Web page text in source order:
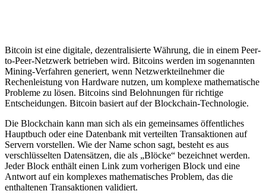
Bitcoin ist eine digitale, dezentralisierte Währung, die in einem Peer-
to-Peer-Netzwerk betrieben wird. Bitcoins werden im sogenannten
Mining-Verfahren generiert, wenn Netzwerkteilnehmer die
Rechenleistung von Hardware nutzen, um komplexe mathematische
Probleme zu lösen. Bitcoins sind Belohnungen für richtige
Entscheidungen. Bitcoin basiert auf der Blockchain-Technologie.
Die Blockchain kann man sich als ein gemeinsames öffentliches
Hauptbuch oder eine Datenbank mit verteilten Transaktionen auf
Servern vorstellen. Wie der Name schon sagt, besteht es aus
verschlüsselten Datensätzen, die als „Blöcke“ bezeichnet werden.
Jeder Block enthält einen Link zum vorherigen Block und eine
Antwort auf ein komplexes mathematisches Problem, das die
enthaltenen Transaktionen validiert.